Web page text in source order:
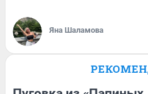
Яна Шаламова